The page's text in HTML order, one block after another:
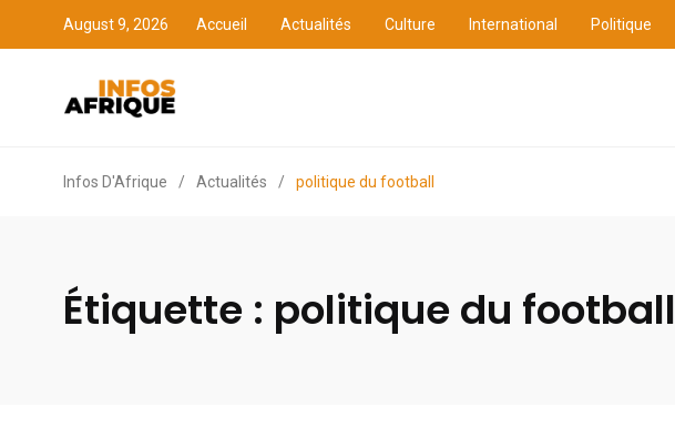
August 9, 2026 Accueil Actualités Culture International Politique
Infos D'Afrique / Actualités / politique du football
Étiquette : politique du football